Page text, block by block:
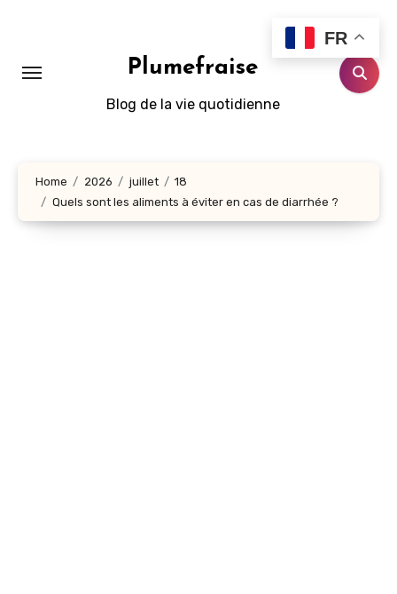
Plumefraise
Blog de la vie quotidienne
Home 2026 juillet
18
Quels sont les aliments à éviter en cas de diarrhée ?
FR